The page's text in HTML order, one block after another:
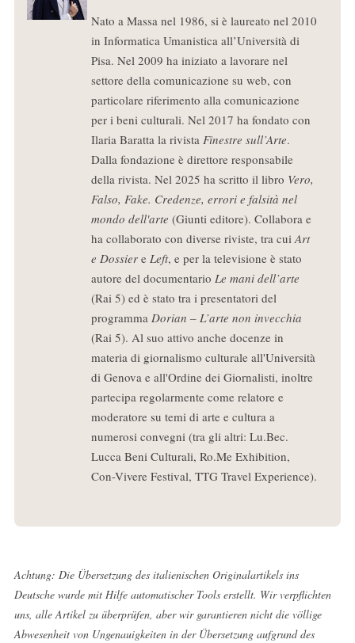
Nato a Massa nel 1986, si è laureato nel 2010
in Informatica Umanistica all’Università di
Pisa. Nel 2009 ha iniziato a lavorare nel
settore della comunicazione su web, con
particolare riferimento alla comunicazione
per i beni culturali. Nel 2017 ha fondato con
Ilaria Baratta la rivista Finestre sull’Arte.
Dalla fondazione è direttore responsabile
della rivista. Nel 2025 ha scritto il libro Vero,
Falso, Fake. Credenze, errori e falsità nel
mondo dell'arte (Giunti editore). Collabora e
ha collaborato con diverse riviste, tra cuiArt
e Dossiere Left, e per la televisione è stato
autore del documentario Le mani dell’arte
(Rai 5) ed è stato tra i presentatori del
programma Dorian – L’arte non invecchia
(Rai 5). Al suo attivo anche docenze in
materia di giornalismo culturale all'Università
di Genova e all'Ordine dei Giornalisti, inoltre
partecipa regolarmente come relatore e
moderatore su temi di arte e cultura a
numerosi convegni (tra gli altri: Lu.Bec.
Lucca Beni Culturali, Ro.Me Exhibition,
Con-Vivere Festival, TTG Travel Experience).
Achtung: Die Übersetzung des italienischen Originalartikels ins
Deutsche wurde mit Hilfe automatischer Tools erstellt. Wir verpflichten
uns, alle Artikel zu überprüfen, aber wir garantieren nicht die völlige
Abwesenheit von Ungenauigkeiten in der Übersetzung aufgrund des